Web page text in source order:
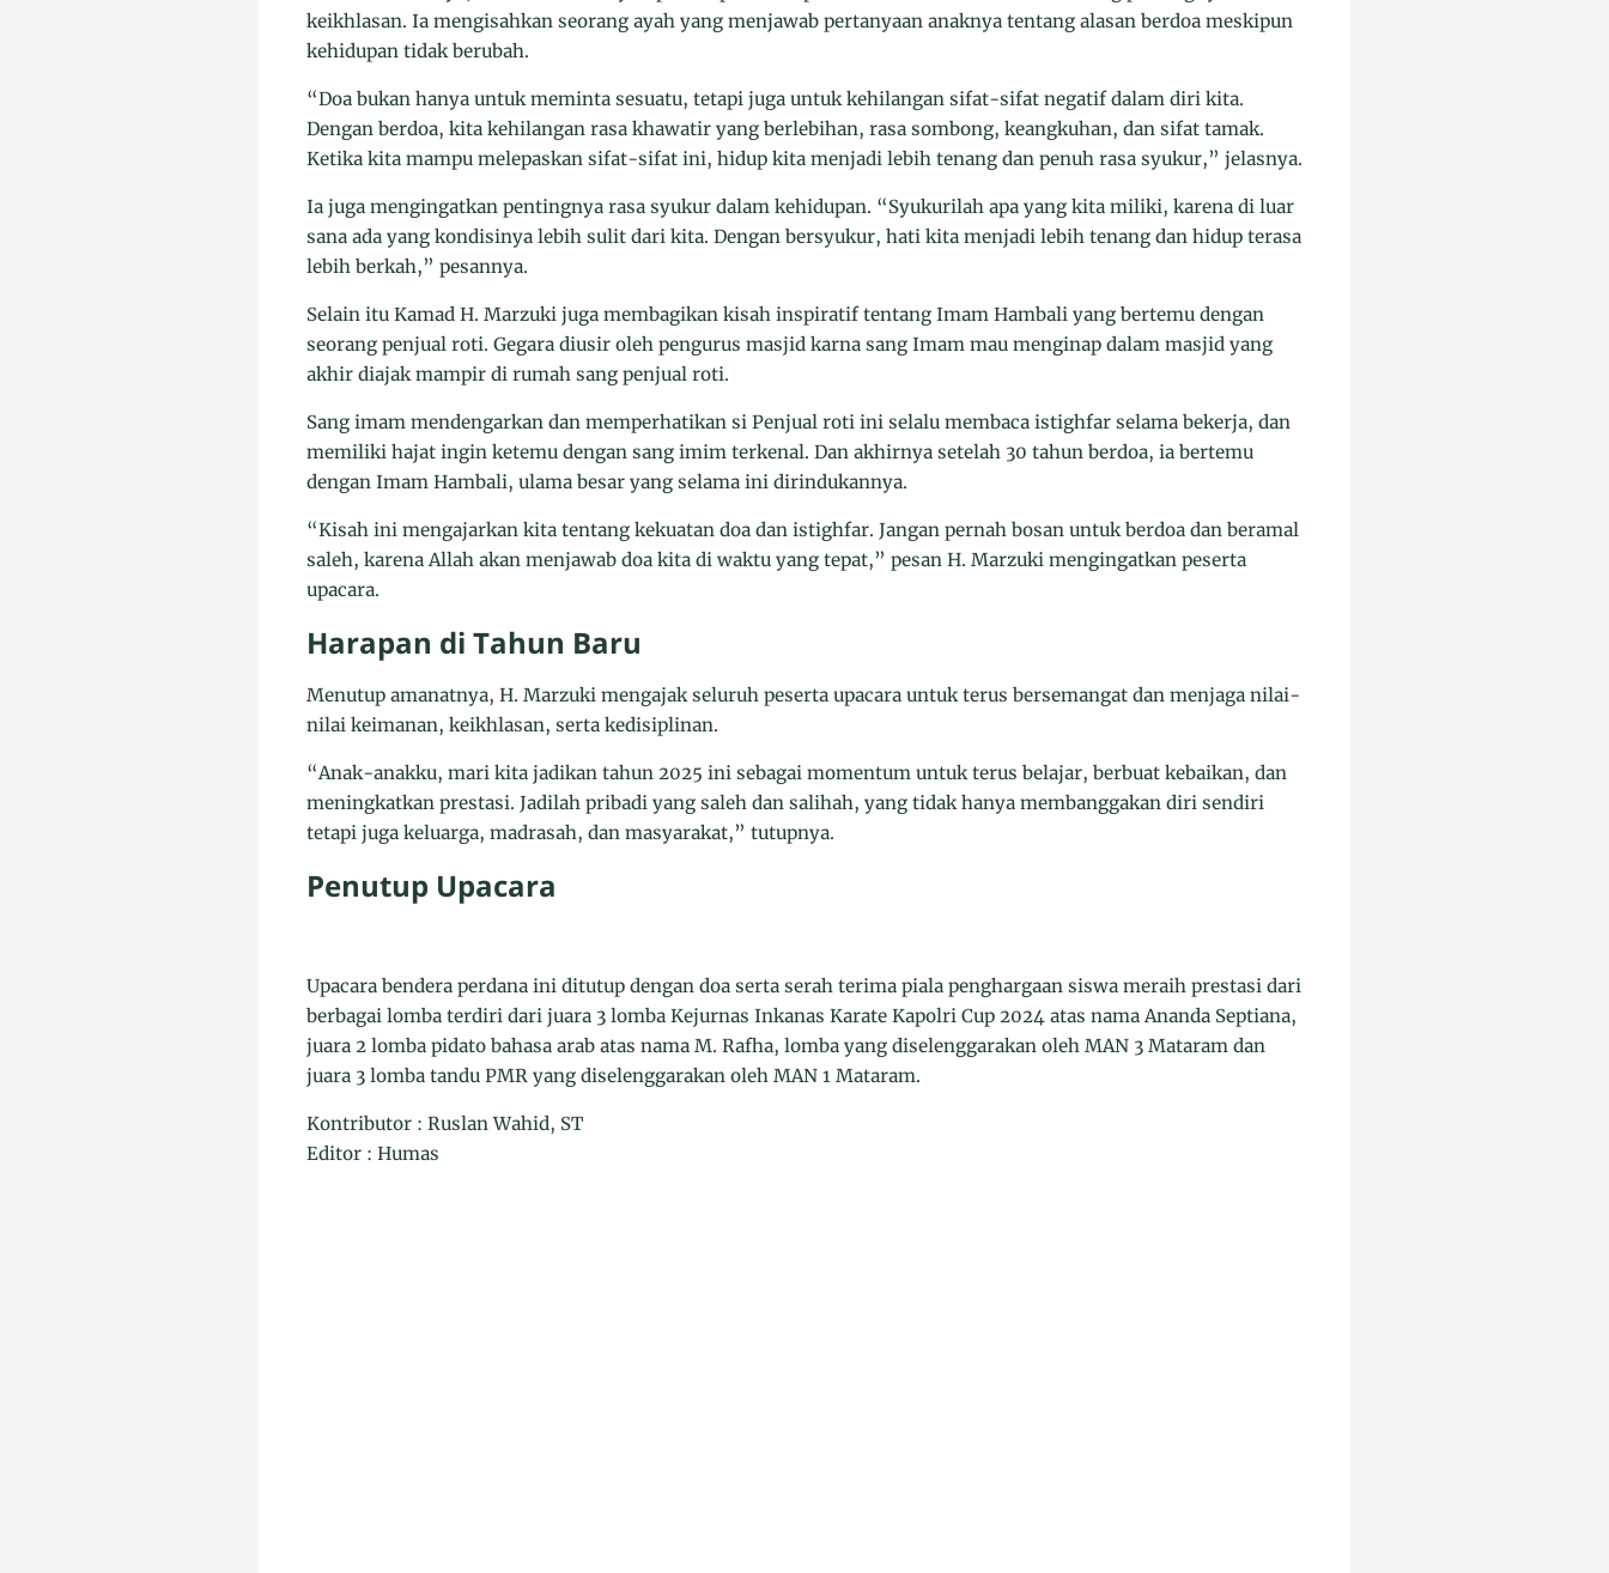
keikhlasan. Ia mengisahkan seorang ayah yang menjawab pertanyaan anaknya tentang alasan berdoa meskipun
kehidupan tidak berubah.
“Doa bukan hanya untuk meminta sesuatu, tetapi juga untuk kehilangan sifat-sifat negatif dalam diri kita.
Dengan berdoa, kita kehilangan rasa khawatir yang berlebihan, rasa sombong, keangkuhan, dan sifat tamak.
Ketika kita mampu melepaskan sifat-sifat ini, hidup kita menjadi lebih tenang dan penuh rasa syukur,” jelasnya.
Ia juga mengingatkan pentingnya rasa syukur dalam kehidupan. “Syukurilah apa yang kita miliki, karena di luar
sana ada yang kondisinya lebih sulit dari kita. Dengan bersyukur, hati kita menjadi lebih tenang dan hidup terasa
lebih berkah,” pesannya.
Selain itu Kamad H. Marzuki juga membagikan kisah inspiratif tentang Imam Hambali yang bertemu dengan
seorang penjual roti. Gegara diusir oleh pengurus masjid karna sang Imam mau menginap dalam masjid yang
akhir diajak mampir di rumah sang penjual roti.
Sang imam mendengarkan dan memperhatikan si Penjual roti ini selalu membaca istighfar selama bekerja, dan
memiliki hajat ingin ketemu dengan sang imim terkenal. Dan akhirnya setelah 30 tahun berdoa, ia bertemu
dengan Imam Hambali, ulama besar yang selama ini dirindukannya.
“Kisah ini mengajarkan kita tentang kekuatan doa dan istighfar. Jangan pernah bosan untuk berdoa dan beramal
saleh, karena Allah akan menjawab doa kita di waktu yang tepat,” pesan H. Marzuki mengingatkan peserta
upacara.
Harapan di Tahun Baru
Menutup amanatnya, H. Marzuki mengajak seluruh peserta upacara untuk terus bersemangat dan menjaga nilai-
nilai keimanan, keikhlasan, serta kedisiplinan.
“Anak-anakku, mari kita jadikan tahun 2025 ini sebagai momentum untuk terus belajar, berbuat kebaikan, dan
meningkatkan prestasi. Jadilah pribadi yang saleh dan salihah, yang tidak hanya membanggakan diri sendiri
tetapi juga keluarga, madrasah, dan masyarakat,” tutupnya.
Penutup Upacara
Upacara bendera perdana ini ditutup dengan doa serta serah terima piala penghargaan siswa meraih prestasi dari
berbagai lomba terdiri dari juara 3 lomba Kejurnas Inkanas Karate Kapolri Cup 2024 atas nama Ananda Septiana,
juara 2 lomba pidato bahasa arab atas nama M. Rafha, lomba yang diselenggarakan oleh MAN 3 Mataram dan
juara 3 lomba tandu PMR yang diselenggarakan oleh MAN 1 Mataram.
Kontributor : Ruslan Wahid, ST
Editor : Humas